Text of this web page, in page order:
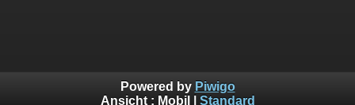
Powered by Piwigo
Ansicht : Mobil Standard